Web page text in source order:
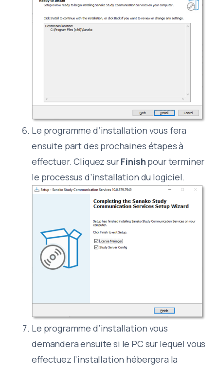
Le programme d’installation vous fera
ensuite part des prochaines étapes à
effectuer. Cliquez surFinish pour terminer
le processus d’installation du logiciel.
Le programme d’installation vous
demandera ensuite si le PC sur lequel vous
effectuez l’installation hébergera la